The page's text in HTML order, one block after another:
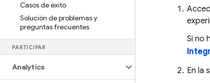
Casos de éxito
Solución de problemas y
preguntas frecuentes
PARTICIPAR
Analytics
Si no
En la